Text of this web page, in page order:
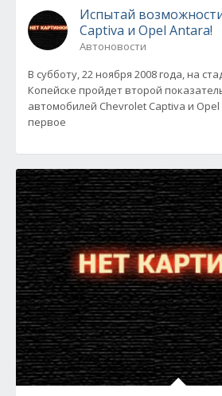
Испытай
Captiva и Opel Antara!
Автоновости
В субботу, 22 ноября 2008 года, на
Копейске пройдет второй
автомобилей Chevrolet Captiva и
первое